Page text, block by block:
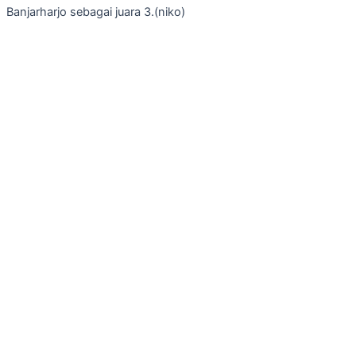
Banjarharjo sebagai juara 3.(niko)